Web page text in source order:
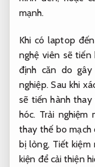
mạnh.
Khi có laptop
nghệ viên sẽ tiến
định căn do
nghiệp. Sau khi
sẽ tiến hành thay
hóc. Trải nghiệm
thay thế bo mạch
bị lỏng, Tiết kiệm
kiện để cải thiện